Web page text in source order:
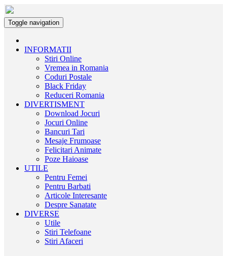
Toggle navigation
INFORMATII
Stiri Online
Vremea in Romania
Coduri Postale
Black Friday
Reduceri Romania
DIVERTISMENT
Download Jocuri
Jocuri Online
Bancuri Tari
Mesaje Frumoase
Felicitari Animate
Poze Haioase
UTILE
Pentru Femei
Pentru Barbati
Articole Interesante
Despre Sanatate
DIVERSE
Utile
Stiri Telefoane
Stiri Afaceri